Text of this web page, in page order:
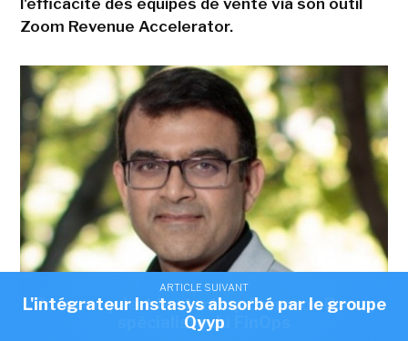
ARTICLE SUIVANT
Zoom acquiert la start-up Common Room,
spécialiste du FinOps
l'efficacité des équipes de vente via son outil
Zoom Revenue Accelerator.
« Le rachat de Common Room nous permet détendre le système
ARTICLE SUIVANT
L'intégrateur Instasys absorbé par le groupe
Qyyp